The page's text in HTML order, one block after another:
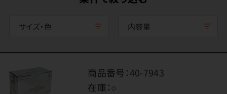
サイズ・色 内容量
商品番号：40-7943
在庫：○